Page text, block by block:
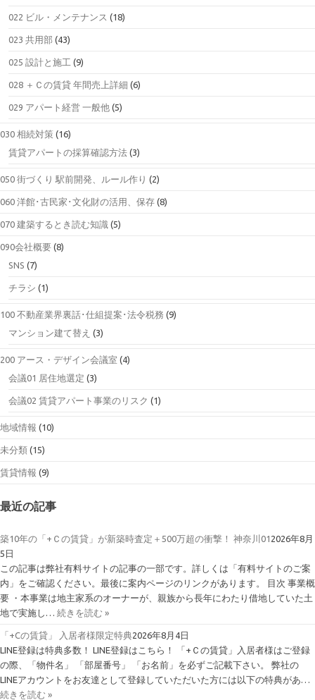
022 ビル・メンテナンス (18)
023 共用部 (43)
025 設計と施工 (9)
028 ＋Ｃの賃貸 年間売上詳細 (6)
029 アパート経営 一般他 (5)
030 相続対策 (16)
賃貸アパートの採算確認方法 (3)
050 街づくり 駅前開発、ルール作り (2)
060 洋館･古民家･文化財の活用、保存 (8)
070 建築するとき読む知識 (5)
090会社概要 (8)
SNS (7)
チラシ (1)
100 不動産業界裏話･仕組提案･法令税務 (9)
マンション建て替え (3)
200 アース・デザイン会議室 (4)
会議01 居住地選定 (3)
会議02 賃貸アパート事業のリスク (1)
地域情報 (10)
未分類 (15)
賃貸情報 (9)
最近の記事
築10年の「+Ｃの賃貸」が新築時査定＋500万超の衝撃！ 神奈川01 2026年8月
5日
この記事は弊社有料サイトの記事の一部です。詳しくは「有料サイトのご案
内」をご確認ください。最後に案内ページのリンクがあります。 目次 事業概
要 ・本事業は地主家系のオーナーが、親族から長年にわたり借地していた土
地で実施し… 続きを読む »
「+Cの賃貸」 入居者様限定特典2026年8月4日
LINE登録は特典多数！ LINE登録はこちら！ 「+Ｃの賃貸」入居者様はご登録
の際、「物件名」 「部屋番号」 「お名前」を必ずご記載下さい。 弊社の
LINEアカウントをお友達として登録していただいた方には以下の特典があ…
続きを読む »